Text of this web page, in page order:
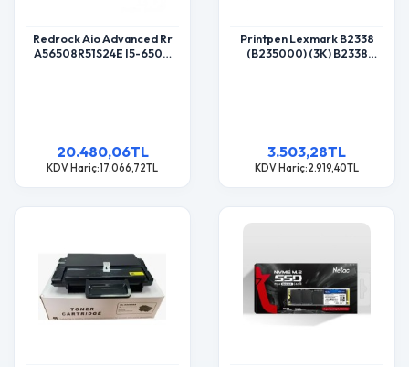
Redrock Aio Advanced Rr
A56508R51S24E I5-6500
20.480,06TL
KDV Hariç:17.066,72TL
Printpen Lexmark B2338
(B235000) (3K) B2338
3.503,28TL
KDV Hariç:2.919,40TL